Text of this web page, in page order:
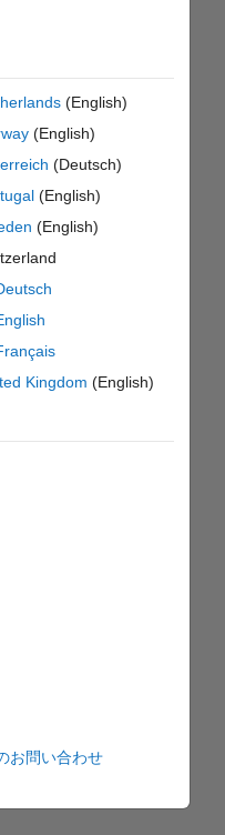
(English)
(English)
(Deutsch)
(English)
(English)
Kingdom (English)
お問い合わせ